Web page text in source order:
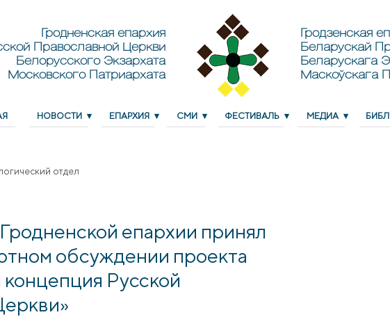
Гродненская епархия
Православной Церкви
Белорусского Экзархата
Московского Патриархата
Гродзенская
Беларускай
Беларускага
Маскоўскага
НОВОСТИ ЕПАРХИЯ СМИ ФЕСТИВАЛЬ МЕДИА
отдел
епархии принял
обсуждении проекта
Русской